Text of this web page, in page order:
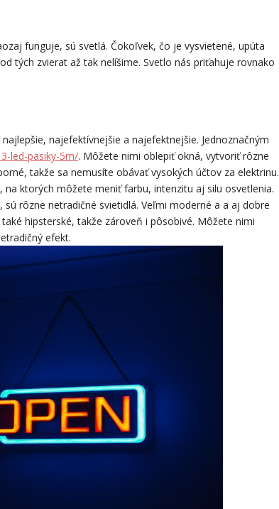
funguje, sú svetlá. Čokoľvek, čo je vysvietené, upúta
tých zvierat až tak nelíšime. Svetlo nás priťahuje rovnako
najefektívnejšie a najefektnejšie. Jednoznačným
led-pasiky-5m/. Môžete nimi oblepiť okná, vytvoriť rôzne
takže sa nemusíte obávať vysokých účtov za elektrinu.
ktorých môžete meniť farbu, intenzitu aj silu osvetlenia.
rôzne netradičné svietidlá. Veľmi moderné a a aj dobre
hipsterské, takže zároveň i pôsobivé. Môžete nimi
efekt.